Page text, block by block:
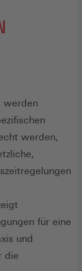
werden
werden,
für eine
und
die